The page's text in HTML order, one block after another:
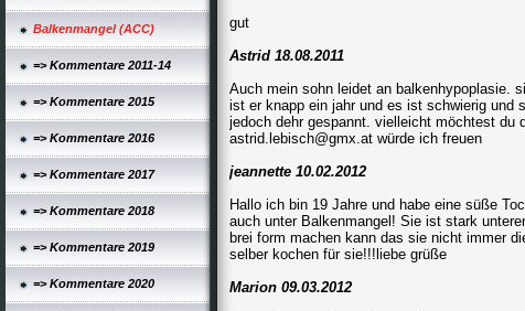
Balkenmangel (ACC)
=> Kommentare 2011-14
=> Kommentare 2015
=> Kommentare 2016
=> Kommentare 2017
=> Kommentare 2018
=> Kommentare 2019
=> Kommentare 2020
gut
Astrid 18.08.2011
Auch mein sohn leidet an balkenhypoplasie.
ist er knapp ein jahr und es ist schwierig und
jedoch dehr gespannt. vielleicht möchtest du
astrid.lebisch@gmx.at würde ich freuen
jeannette 10.02.2012
Hallo ich bin 19 Jahre und habe eine süße
auch unter Balkenmangel! Sie ist stark
brei form machen kann das sie nicht immer
selber kochen für sie!!!liebe grüße
Marion 09.03.2012